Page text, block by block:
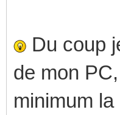
Du coup
de mon
minimum